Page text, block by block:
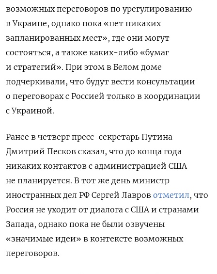
возможных переговоров по урегулированию
в Украине, однако пока «нет никаких
запланированных мест», где они могут
состояться, а также каких-либо «бумаг
и стратегий». При этом в Белом доме
подчеркивали, что будут вести консультации
о переговорах с Россией только в координации
с Украиной.
Ранее в четверг пресс-секретарь Путина
Дмитрий Песков сказал, что до конца года
никаких контактов с администрацией США
не планируется. В тот же день министр
иностранных дел РФ Сергей Лавров отметил, что
Россия не уходит от диалога с США и странами
Запада, однако пока не были озвучены
«значимые идеи» в контексте возможных
переговоров.